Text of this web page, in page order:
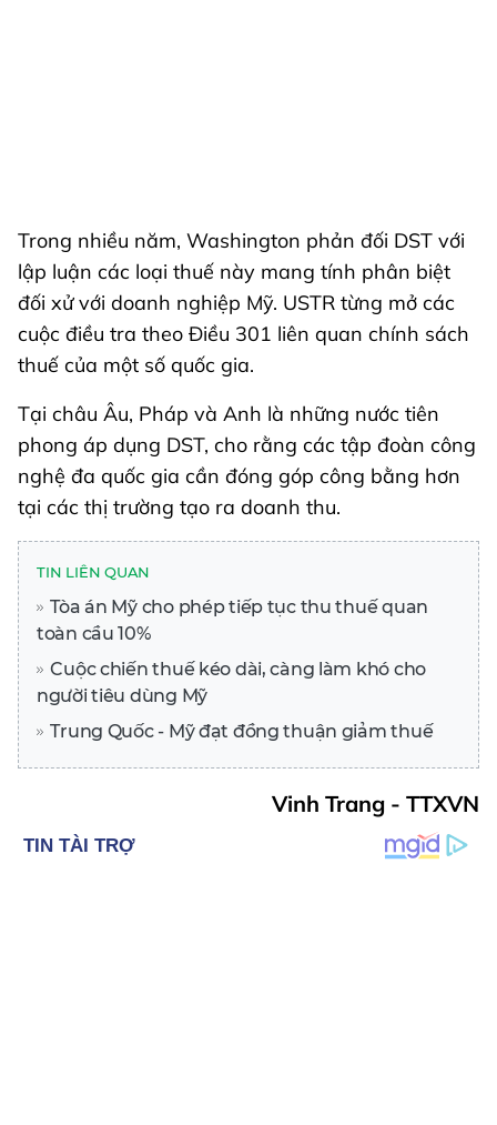
Trong nhiều năm, Washington phản đối DST với
lập luận các loại thuế này mang tính phân biệt
đối xử với doanh nghiệp Mỹ. USTR từng mở các
cuộc điều tra theo Điều 301 liên quan chính sách
thuế của một số quốc gia.
Tại châu Âu, Pháp và Anh là những nước tiên
phong áp dụng DST, cho rằng các tập đoàn công
nghệ đa quốc gia cần đóng góp công bằng hơn
tại các thị trường tạo ra doanh thu.
TIN LIÊN QUAN
Tòa án Mỹ cho phép tiếp tục thu thuế quan
toàn cầu 10%
Cuộc chiến thuế kéo dài, càng làm khó cho
người tiêu dùng Mỹ
Trung Quốc - Mỹ đạt đồng thuận giảm thuế
Vinh Trang - TTXVN